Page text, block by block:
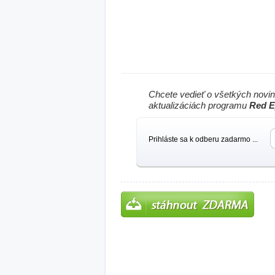
Chcete vedieť o všetkých
aktualizáciách programu Red
Prihláste sa k odberu zadarmo ...